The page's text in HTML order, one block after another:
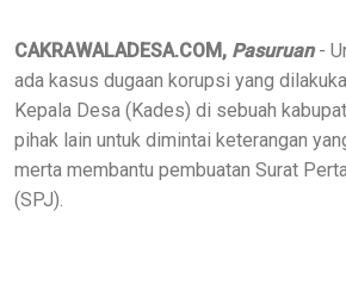
CAKRAWALADESA.COM, Pasuruan-
ada kasus dugaan korupsi yang
Kepala Desa (Kades) di sebuah
pihak lain untuk dimintai keterangan
merta membantu pembuatan Surat
(SPJ).